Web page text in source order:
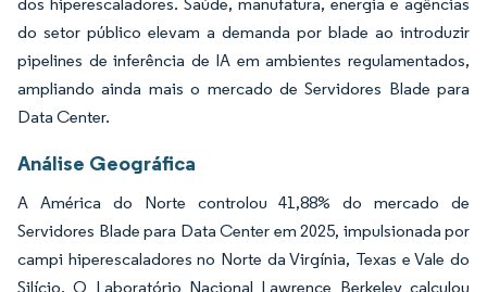
dos hiperescaladores. Saúde, manufatura, energia e agências
do setor público elevam a demanda por blade ao introduzir
pipelines de inferência de IA em ambientes regulamentados,
ampliando ainda mais o mercado de Servidores Blade para
Data Center.
Análise Geográfica
A América do Norte controlou 41,88% do mercado de
Servidores Blade para Data Center em 2025, impulsionada por
campi hiperescaladores no Norte da Virgínia, Texas e Vale do
Silício. O Laboratório Nacional Lawrence Berkeley calculou